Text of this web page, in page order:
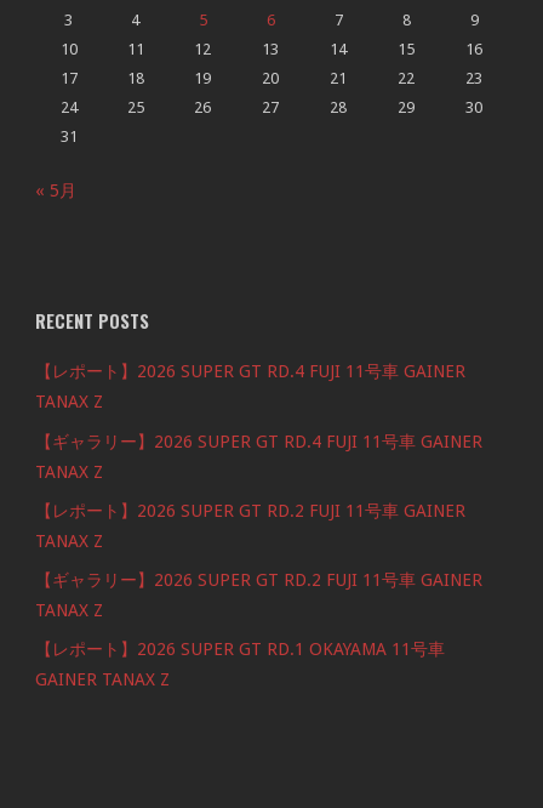
3
4 5 6 7 8
9
10
11 12 13 14 15
16
17
18 19 20 21 22
23
24
25 26 27 28 29
30
31
« 5月
RECENT POSTS
【レポート】2026 SUPER GT RD.4 FUJI 11号車 GAINER
TANAX Z
【ギャラリー】2026 SUPER GT RD.4 FUJI 11号車 GAINER
TANAX Z
【レポート】2026 SUPER GT RD.2 FUJI 11号車 GAINER
TANAX Z
【ギャラリー】2026 SUPER GT RD.2 FUJI 11号車 GAINER
TANAX Z
【レポート】2026 SUPER GT RD.1 OKAYAMA 11号車
GAINER TANAX Z